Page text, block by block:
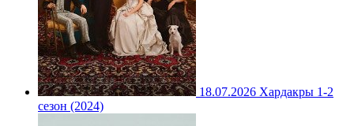
18.07.2026 Хардакры 1-2
сезон (2024)